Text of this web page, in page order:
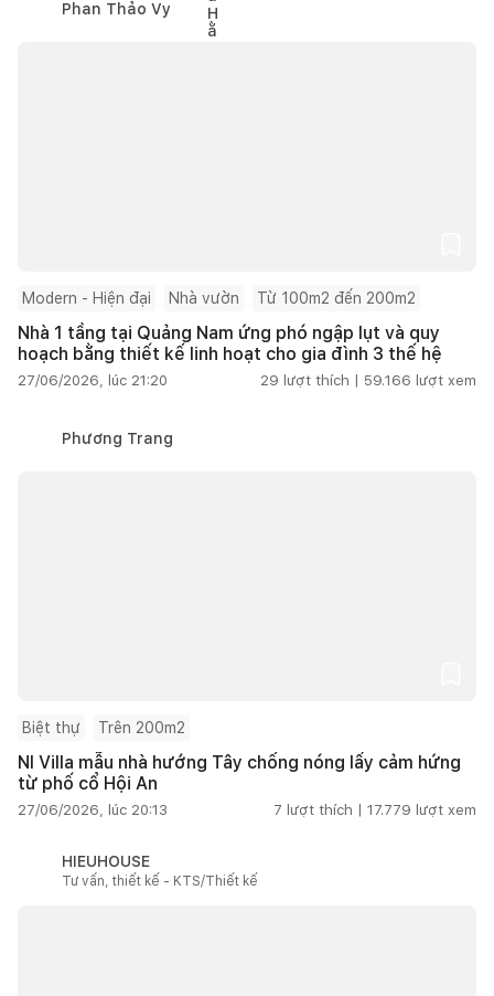
Phan Thảo Vy
Modern - Hiện đại Nhà vườn Từ 100m2 đến 200m2
Nhà 1 tầng tại Quảng Nam ứng phó ngập lụt và quy
hoạch bằng thiết kế linh hoạt cho gia đình 3 thế hệ
27/06/2026, lúc 21:20 29 lượt thích | 59.166 lượt xem
Phương Trang
Biệt thự Trên 200m2
NI Villa mẫu nhà hướng Tây chống nóng lấy cảm hứng
từ phố cổ Hội An
27/06/2026, lúc 20:13 7 lượt thích | 17.779 lượt xem
HIEUHOUSE
Tư vấn, thiết kế - KTS/Thiết kế